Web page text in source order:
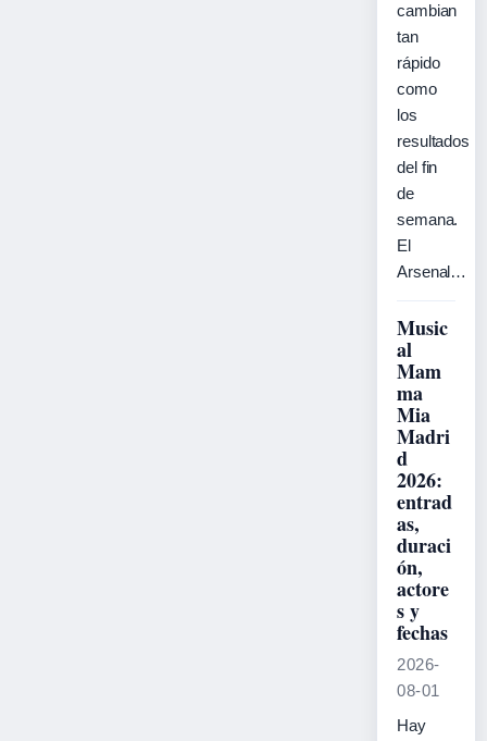
cambian
tan
rápido
como
los
resultados
del fin
de
semana.
El
Arsenal…
Music
al
Mam
ma
Mia
Madri
d
2026:
entrad
as,
duraci
ón,
actore
s y
fechas
2026-
08-01
Hay